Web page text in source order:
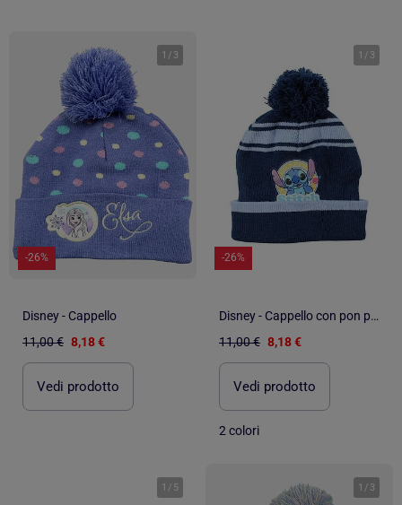
1 / 3
-26%
Disney - Cappello
11,00 € 8,18 €
Vedi prodotto
1 / 3
-26%
Disney - Cappello con pon pon bambino
11,00 € 8,18 €
Vedi prodotto
2 colori
1 / 5 1 / 3